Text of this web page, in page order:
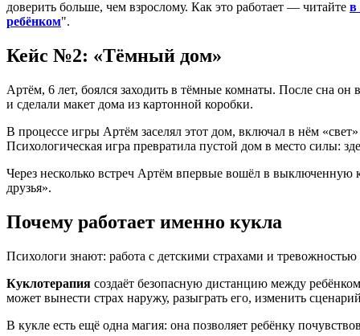
доверить больше, чем взрослому. Как это работает — читайте в
ребёнком".
Кейc №2: «Тёмный дом»
Артём, 6 лет, боялся заходить в тёмные комнаты. После сна
и сделали макет дома из картонной коробки.
В процессе игры Артём заселял этот дом, включал в нём
Психологическая игра превратила пустой дом в место силы:
Через несколько встреч Артём впервые вошёл в выключенную
друзья».
Почему работает именно кукла
Психологи знают: работа с детскими страхами и тревожностью
Куклотерапия создаёт безопасную дистанцию между
может вынести страх наружу, разыграть его, изменить
В кукле есть ещё одна магия: она позволяет ребёнку